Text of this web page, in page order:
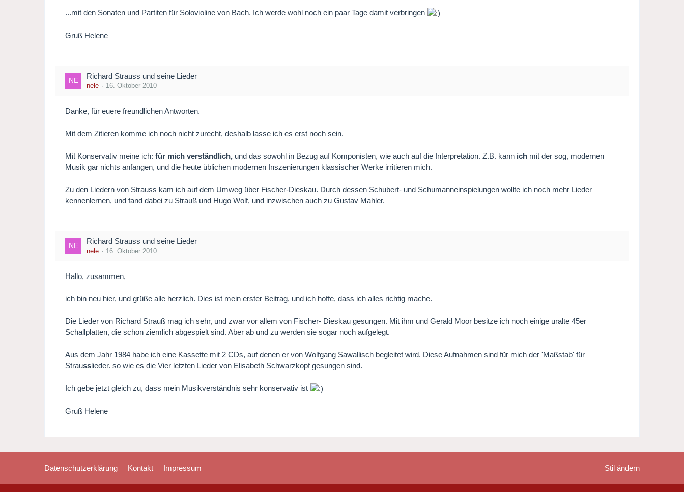
...mit den Sonaten und Partiten für Solovioline von Bach. Ich werde wohl noch ein paar Tage damit verbringen
Gruß Helene
Richard Strauss und seine Lieder
nele 16. Oktober 2010
Danke, für euere freundlichen Antworten.
Mit dem Zitieren komme ich noch nicht zurecht, deshalb lasse ich es erst noch sein.
Mit Konservativ meine ich:für mich verständlich, und das sowohl in Bezug auf Komponisten, wie auch auf die Interpretation. Z.B. kann ich mit der sog, modernen
Musik gar nichts anfangen, und die heute üblichen modernen Inszenierungen klassischer Werke irritieren mich.
Zu den Liedern von Strauss kam ich auf dem Umweg über Fischer-Dieskau. Durch dessen Schubert- und Schumanneinspielungen wollte ich noch mehr Lieder
kennenlernen, und fand dabei zu Strauß und Hugo Wolf, und inzwischen auch zu Gustav Mahler.
Richard Strauss und seine Lieder
nele 16. Oktober 2010
Hallo, zusammen,
ich bin neu hier, und grüße alle herzlich. Dies ist mein erster Beitrag, und ich hoffe, dass ich alles richtig mache.
Die Lieder von Richard Strauß mag ich sehr, und zwar vor allem von Fischer- Dieskau gesungen. Mit ihm und Gerald Moor besitze ich noch einige uralte 45er
Schallplatten, die schon ziemlich abgespielt sind. Aber ab und zu werden sie sogar noch aufgelegt.
Aus dem Jahr 1984 habe ich eine Kassette mit 2 CDs, auf denen er von Wolfgang Sawallisch begleitet wird. Diese Aufnahmen sind für mich der 'Maßstab' für
Strausslieder. so wie es die Vier letzten Lieder von Elisabeth Schwarzkopf gesungen sind.
Ich gebe jetzt gleich zu, dass mein Musikverständnis sehr konservativ ist
Gruß Helene
Stil ändern
Datenschutzerklärung Kontakt Impressum